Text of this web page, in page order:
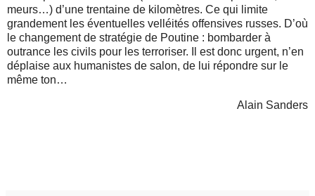
meurs…) d’une trentaine de kilomètres. Ce qui limite
grandement les éventuelles velléités offensives russes. D’où
le changement de stratégie de Poutine : bombarder à
outrance les civils pour les terroriser. Il est donc urgent, n’en
déplaise aux humanistes de salon, de lui répondre sur le
même ton…
Alain Sanders